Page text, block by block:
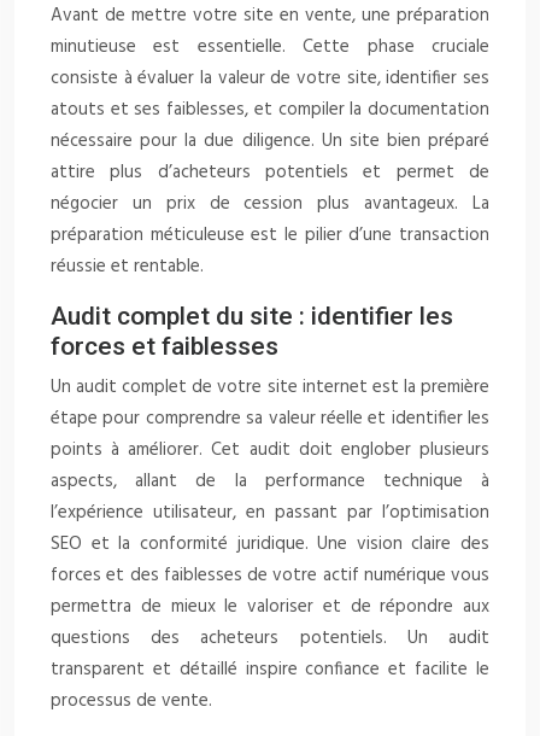
Avant de mettre votre site en vente, une préparation
minutieuse est essentielle. Cette phase cruciale
consiste à évaluer la valeur de votre site, identifier ses
atouts et ses faiblesses, et compiler la documentation
nécessaire pour la due diligence. Un site bien préparé
attire plus d’acheteurs potentiels et permet de
négocier un prix de cession plus avantageux. La
préparation méticuleuse est le pilier d’une transaction
réussie et rentable.
Audit complet du site : identifier les
forces et faiblesses
Un audit complet de votre site internet est la première
étape pour comprendre sa valeur réelle et identifier les
points à améliorer. Cet audit doit englober plusieurs
aspects, allant de la performance technique à
l’expérience utilisateur, en passant par l’optimisation
SEO et la conformité juridique. Une vision claire des
forces et des faiblesses de votre actif numérique vous
permettra de mieux le valoriser et de répondre aux
questions des acheteurs potentiels. Un audit
transparent et détaillé inspire confiance et facilite le
processus de vente.